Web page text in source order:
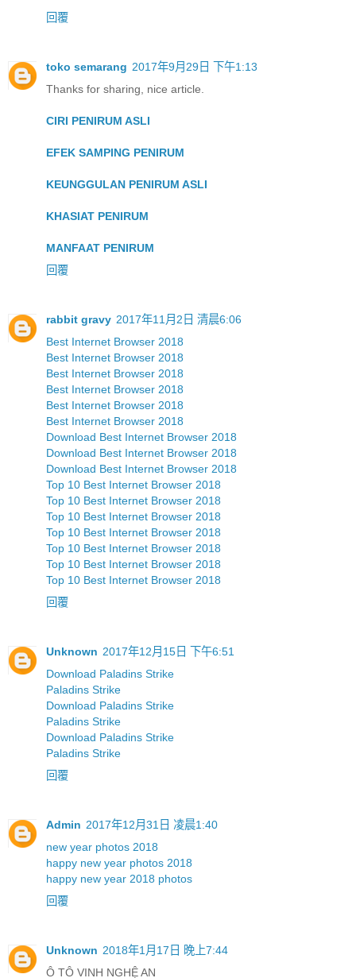
回覆
toko semarang 2017年9月29日 下午1:13
Thanks for sharing, nice article.
CIRI PENIRUM ASLI
EFEK SAMPING PENIRUM
KEUNGGULAN PENIRUM ASLI
KHASIAT PENIRUM
MANFAAT PENIRUM
回覆
rabbit gravy 2017年11月2日 清晨6:06
Best Internet Browser 2018
Best Internet Browser 2018
Best Internet Browser 2018
Best Internet Browser 2018
Best Internet Browser 2018
Best Internet Browser 2018
Download Best Internet Browser 2018
Download Best Internet Browser 2018
Download Best Internet Browser 2018
Top 10 Best Internet Browser 2018
Top 10 Best Internet Browser 2018
Top 10 Best Internet Browser 2018
Top 10 Best Internet Browser 2018
Top 10 Best Internet Browser 2018
Top 10 Best Internet Browser 2018
Top 10 Best Internet Browser 2018
回覆
Unknown 2017年12月15日 下午6:51
Download Paladins Strike
Paladins Strike
Download Paladins Strike
Paladins Strike
Download Paladins Strike
Paladins Strike
回覆
Admin 2017年12月31日 凌晨1:40
new year photos 2018
happy new year photos 2018
happy new year 2018 photos
回覆
Unknown 2018年1月17日 晚上7:44
Ô TÔ VINH NGHỆ AN